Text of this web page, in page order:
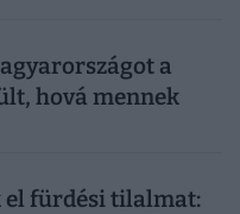
a
hová mennek
el fürdési tilalmat: